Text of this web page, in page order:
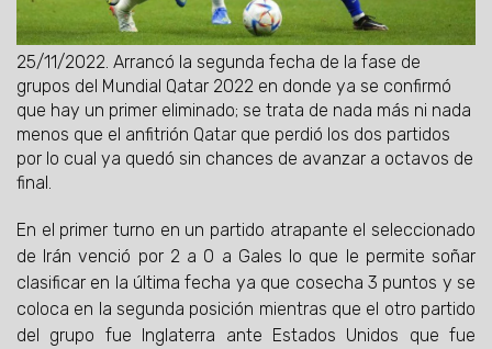
25/11/2022. Arrancó la segunda fecha de la fase de
grupos del Mundial Qatar 2022 en donde ya se confirmó
que hay un primer eliminado; se trata de nada más ni nada
menos que el anfitrión Qatar que perdió los dos partidos
por lo cual ya quedó sin chances de avanzar a octavos de
final.
En el primer turno en un partido atrapante el seleccionado
de Irán venció por 2 a 0 a Gales lo que le permite soñar
clasificar en la última fecha ya que cosecha 3 puntos y se
coloca en la segunda posición mientras que el otro partido
del grupo fue Inglaterra ante Estados Unidos que fue